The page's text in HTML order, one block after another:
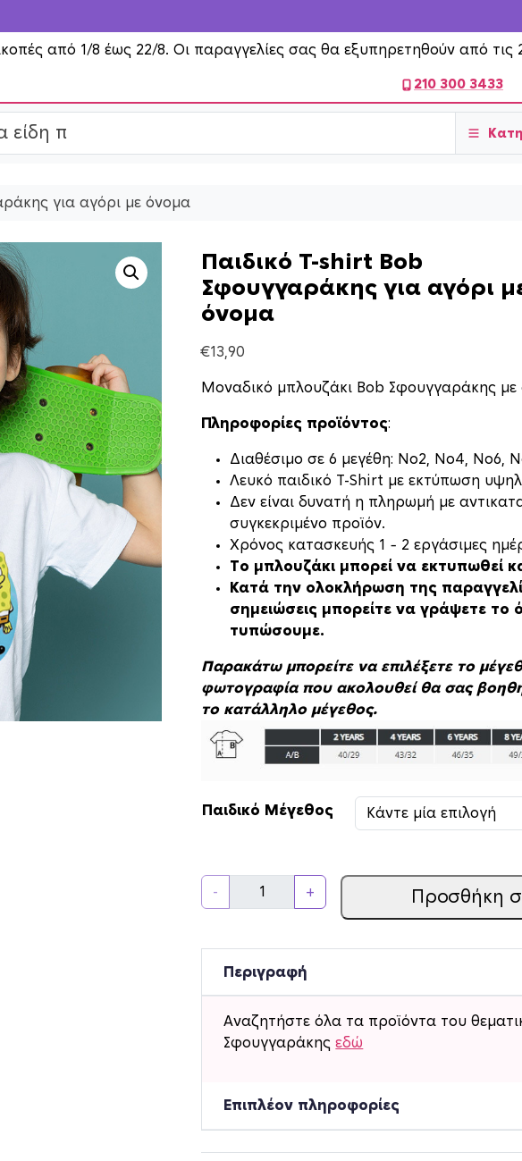
από 1/8 έως 22/8. Οι παραγγελίες σας θα εξυπηρετηθούν από τις
210 300 3433
για αγόρι με όνομα
Παιδικό T-shirt Bob
Σφουγγαράκης για αγόρι
όνομα
€13,90
Μοναδικό μπλουζάκι Bob Σφουγγαράκης
Πληροφορίες προϊόντος:
Διαθέσιμο σε 6 μεγέθη: Νο2, Νο4, Νο6,
Λευκό παιδικό T-Shirt με εκτύπωση
Δεν είναι δυνατή η πληρωμή με
συγκεκριμένο προϊόν.
Xρόνος κατασκευής 1 – 2 εργάσιμες
Το μπλουζάκι μπορεί να εκτυπωθεί
Κατά την ολοκλήρωση της
σημειώσεις μπορείτε να γράψετε το
τυπώσουμε.
Παρακάτω μπορείτε να επιλέξετε το
φωτογραφία που ακολουθεί θα σας
το κατάλληλο μέγεθος.
Παιδικό Μέγεθος
-
α
δ
κ
+ Προσθήκη
Περιγραφή
Αναζητήστε όλα τα προϊόντα του
Σφουγγαράκηςεδώ
Επιπλέον πληροφορίες